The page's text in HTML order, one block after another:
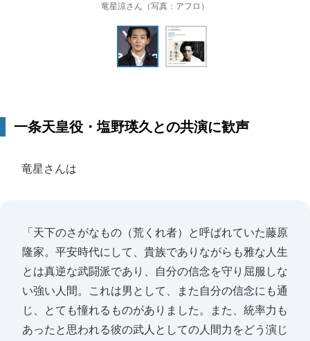
竜星涼さん（写真：アフロ）
一条天皇役・塩野瑛久との共演に歓声
竜星さんは
「天下のさがなもの（荒くれ者）と呼ばれていた藤原
隆家。平安時代にして、貴族でありながらも雅な人生
とは真逆な武闘派であり、自分の信念を守り屈服しな
い強い人間。これは男として、また自分の信念にも通
じ、とても憧れるものがありました。また、統率力も
あったと思われる彼の武人としての人間力をどう演じ